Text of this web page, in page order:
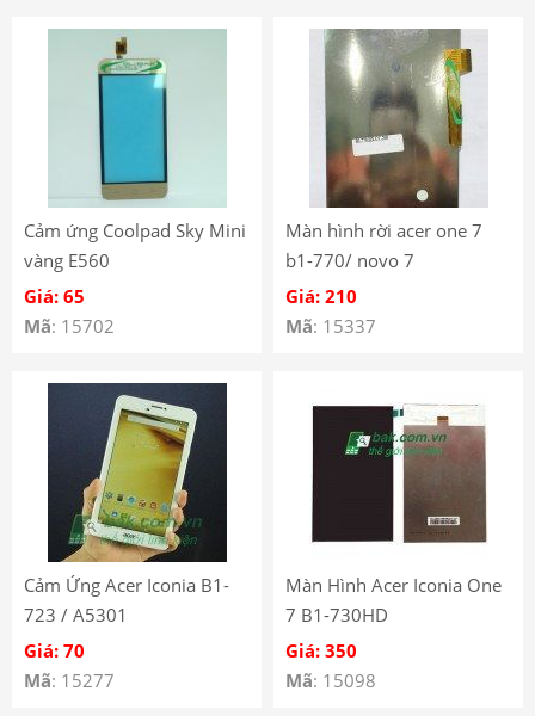
Cảm ứng Coolpad Sky Mini
vàng E560
Giá: 65
Mã: 15702
Màn hình rời acer one 7
b1-770/ novo 7
Giá: 210
Mã: 15337
Cảm Ứng Acer Iconia B1-
723 / A5301
Giá: 70
Mã: 15277
Màn Hình Acer Iconia One
7 B1-730HD
Giá: 350
Mã: 15098